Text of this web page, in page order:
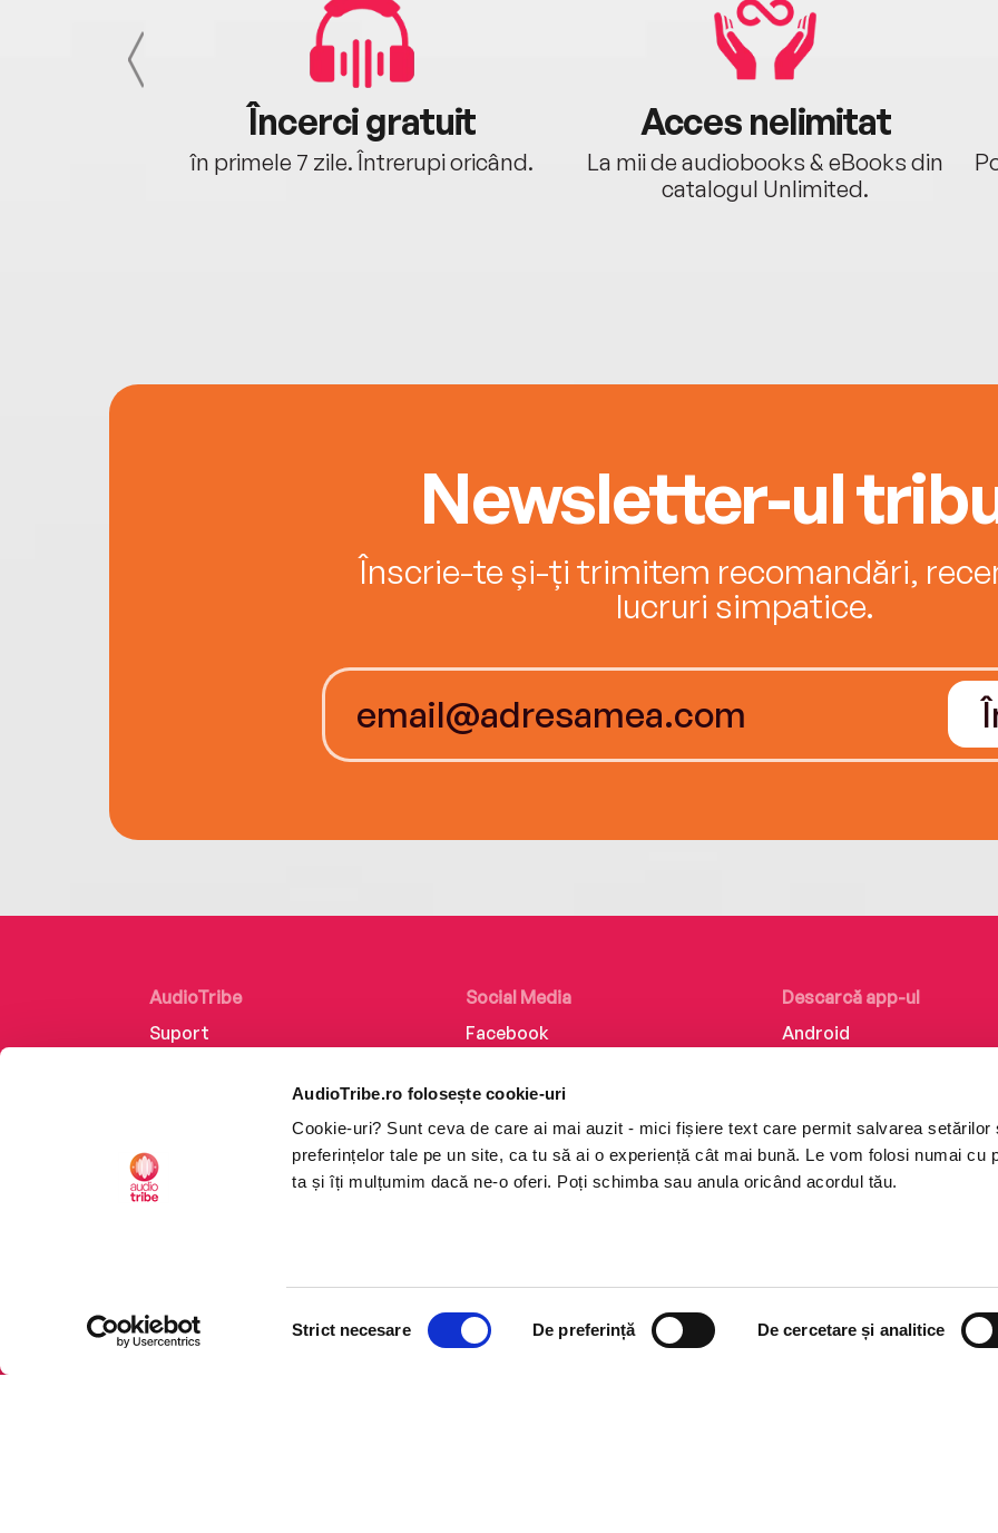
AudioTribe.ro folosește cookie-uri
Cookie-uri? Sunt ceva de care ai mai auzit - mici fișiere text care permit salvarea setărilor
preferințelor tale pe un site, ca tu să ai o experiență cât mai bună. Le vom folosi numai cu
ta și îți mulțumim dacă ne-o oferi. Poți schimba sau anula oricând acordul tău.
Strict necesare De preferință De cercetare și analitice
Încerci gratuit
în primele 7 zile. Întrerupi oricând.
Acces nelimitat
La mii de audiobooks & eBooks din
catalogul Unlimited.
Newsletter-ul
Înscrie-te și-ți trimitem recomandări,
lucruri simpatice.
AudioTribe
Suport
Retragere din comandă
Social Media
Facebook
Instagram
TikTok
Descarcă app-ul
Android